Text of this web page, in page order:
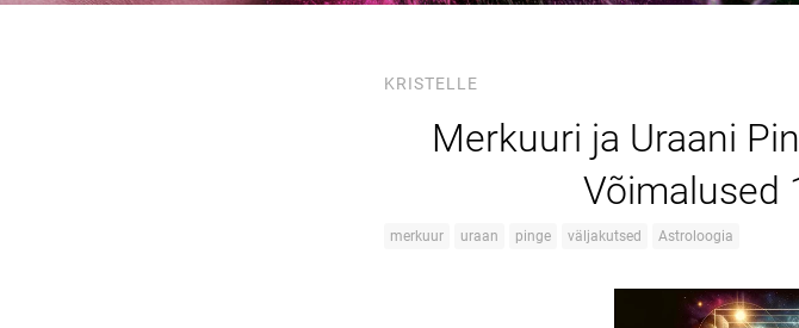
KRISTELLE
Merkuuri ja Uraani
Võimalused
merkuur uraan pinge väljakutsed Astroloogia